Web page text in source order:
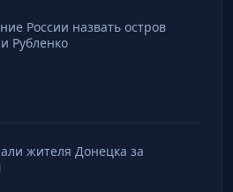
России назвать остров
Рубленко
жителя Донецка за